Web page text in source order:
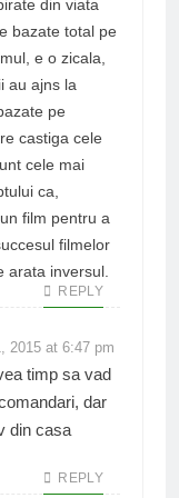
din viata
bazate total pe
e o zicala,
au ajns la
pe
castiga cele
cele mai
ca,
film pentru a
filmelor
arata inversul.
REPLY
2015 at 6:47 pm
timp sa vad
dar
din casa
REPLY